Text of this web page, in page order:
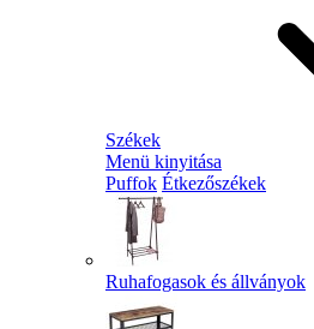
Székek
Menü kinyitása
Puffok Étkezőszékek
Ruhafogasok és állványok